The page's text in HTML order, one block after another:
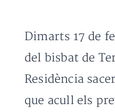
Dimarts 17 de
del bisbat de
Residència
que acull els